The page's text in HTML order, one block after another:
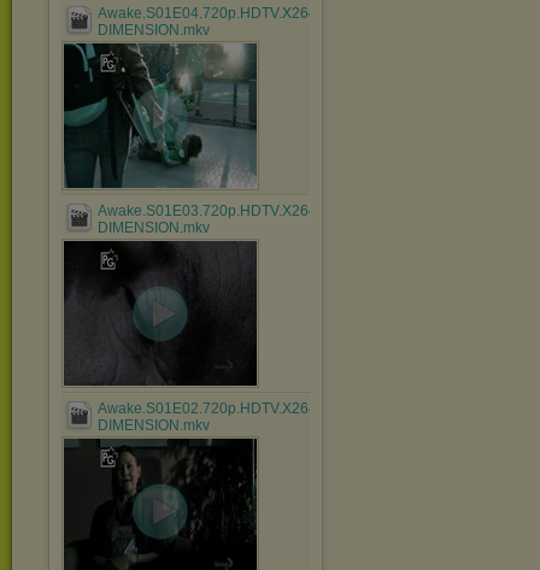
Awake.S01E04.720p.HDTV.X264-
DIMENSION.mkv
Awake.S01E03.720p.HDTV.X264-
DIMENSION.mkv
Awake.S01E02.720p.HDTV.X264-
DIMENSION.mkv